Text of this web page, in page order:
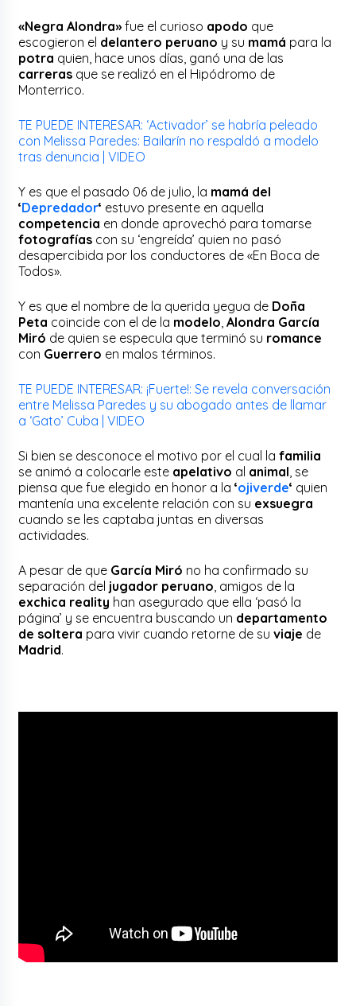
«Negra Alondra» fue el curioso apodo que
escogieron el delantero peruano y su mamá para la
potra quien, hace unos días, ganó una de las
carreras que se realizó en el Hipódromo de
Monterrico.
TE PUEDE INTERESAR: ‘Activador’ se habría peleado
con Melissa Paredes: Bailarín no respaldó a modelo
tras denuncia | VIDEO
Y es que el pasado 06 de julio, la mamá del
‘Depredador‘ estuvo presente en aquella
competencia en donde aprovechó para tomarse
fotografías con su ‘engreída’ quien no pasó
desapercibida por los conductores de «En Boca de
Todos».
Y es que el nombre de la querida yegua de Doña
Peta coincide con el de la modelo ,Alondra García
Miró de quien se especula que terminó su romance
con Guerrero en malos términos.
TE PUEDE INTERESAR: ¡Fuerte!: Se revela conversación
entre Melissa Paredes y su abogado antes de llamar
a ‘Gato’ Cuba | VIDEO
Si bien se desconoce el motivo por el cual lafamilia
se animó a colocarle este apelativo al animal , se
piensa que fue elegido en honor a la ‘ojiverde‘ quien
mantenía una excelente relación con su exsuegra
cuando se les captaba juntas en diversas
actividades.
A pesar de que García Miró no ha confirmado su
separación del jugador peruano , amigos de la
exchica reality han asegurado que ella ‘pasó la
página’ y se encuentra buscando un departamento
de soltera para vivir cuando retorne de suviaje de
Madrid.